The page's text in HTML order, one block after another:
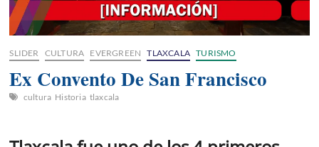
SLIDER CULTURA EVERGREEN TLAXCALA TURISMO
Ex Convento De San Francisco
cultura Historia tlaxcala